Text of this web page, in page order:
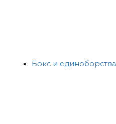
Бокс и единоборства